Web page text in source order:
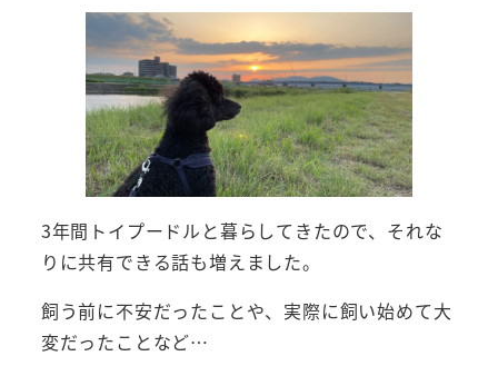
3年間トイプードルと暮らしてきたので、それな
りに共有できる話も増えました。
飼う前に不安だったことや、実際に飼い始めて大
変だったことなど…